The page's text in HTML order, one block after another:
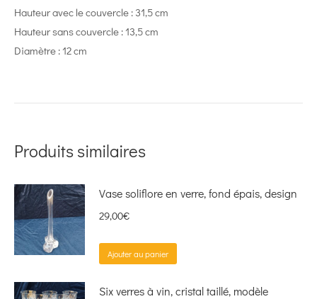
Hauteur avec le couvercle : 31,5 cm
Hauteur sans couvercle : 13,5 cm
Diamètre : 12 cm
Produits similaires
Vase soliflore en verre, fond épais, design
29,00€
Ajouter au panier
Six verres à vin, cristal taillé, modèle